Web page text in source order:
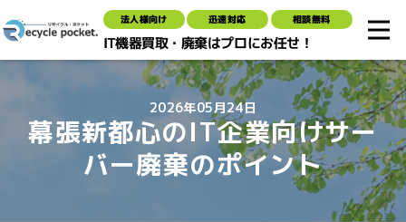
法人様向け 迅速対応 相談無料
IT機器買取・廃棄はプロにお任せ！
2026年05月24日
幕張新都心のIT企業向けサー
バー廃棄のポイント